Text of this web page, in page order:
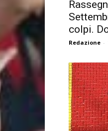
colpi.
Redazione -